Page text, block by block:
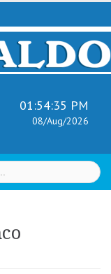
01:54:36 PM
08/Aug/2026